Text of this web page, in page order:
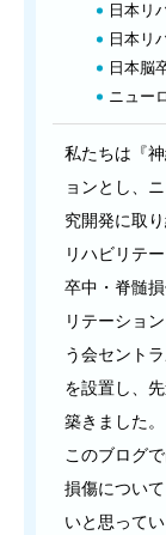
日本リ
日本リ
日本脳
ニュー
私たちは『
ョンとし、
究開発に取
リハビリテ
卒中・脊髄
リテーショ
う会セント
を設置し、
築きました。
このブログ
損傷につい
いと思ってい